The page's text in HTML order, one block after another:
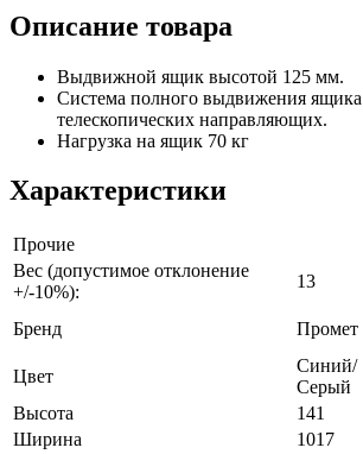
Описание товара
Выдвижной ящик высотой 125 мм.
Система полного выдвижения
телескопических направляющих.
Нагрузка на ящик 70 кг
Характеристики
Прочие
Вес (допустимое отклонение
+/-10%):
13
Бренд Промет
Цвет
Синий/
Серый
Высота
141
Ширина
1017